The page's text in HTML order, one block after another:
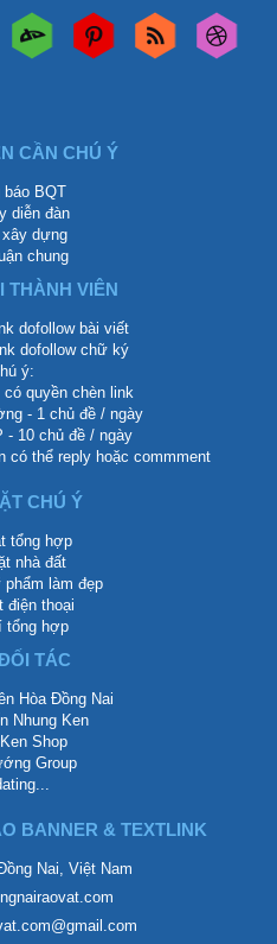
CẦN CHÚ Ý
báo BQT
diễn đàn
dựng
chung
THÀNH VIÊN
dofollow bài viết
dofollow chữ ký
ý:
quyền chèn link
- 1 chủ đề / ngày
- 10 chủ đề / ngày
có thể reply hoặc commment
CHÚ Ý
tổng hợp
nhà đất
phẩm làm đẹp
điện thoại
tổng hợp
TÁC
Hòa Đồng Nai
Nhung Ken
Shop
Group
BANNER & TEXTLINK
Nai, Việt Nam